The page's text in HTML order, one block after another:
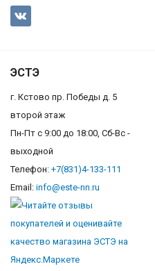
ЭСТЭ
г. Кстово пр. Победы д. 5
второй этаж
Пн-Пт с 9:00 до 18:00, Сб-Вс -
выходной
Телефон: +7(831)4-133-111
Email: info@este-nn.ru